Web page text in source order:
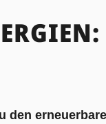
den